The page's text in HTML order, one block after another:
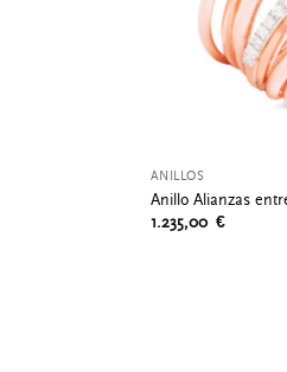
ANILLOS
Anillo Alianzas
1.235,00 €